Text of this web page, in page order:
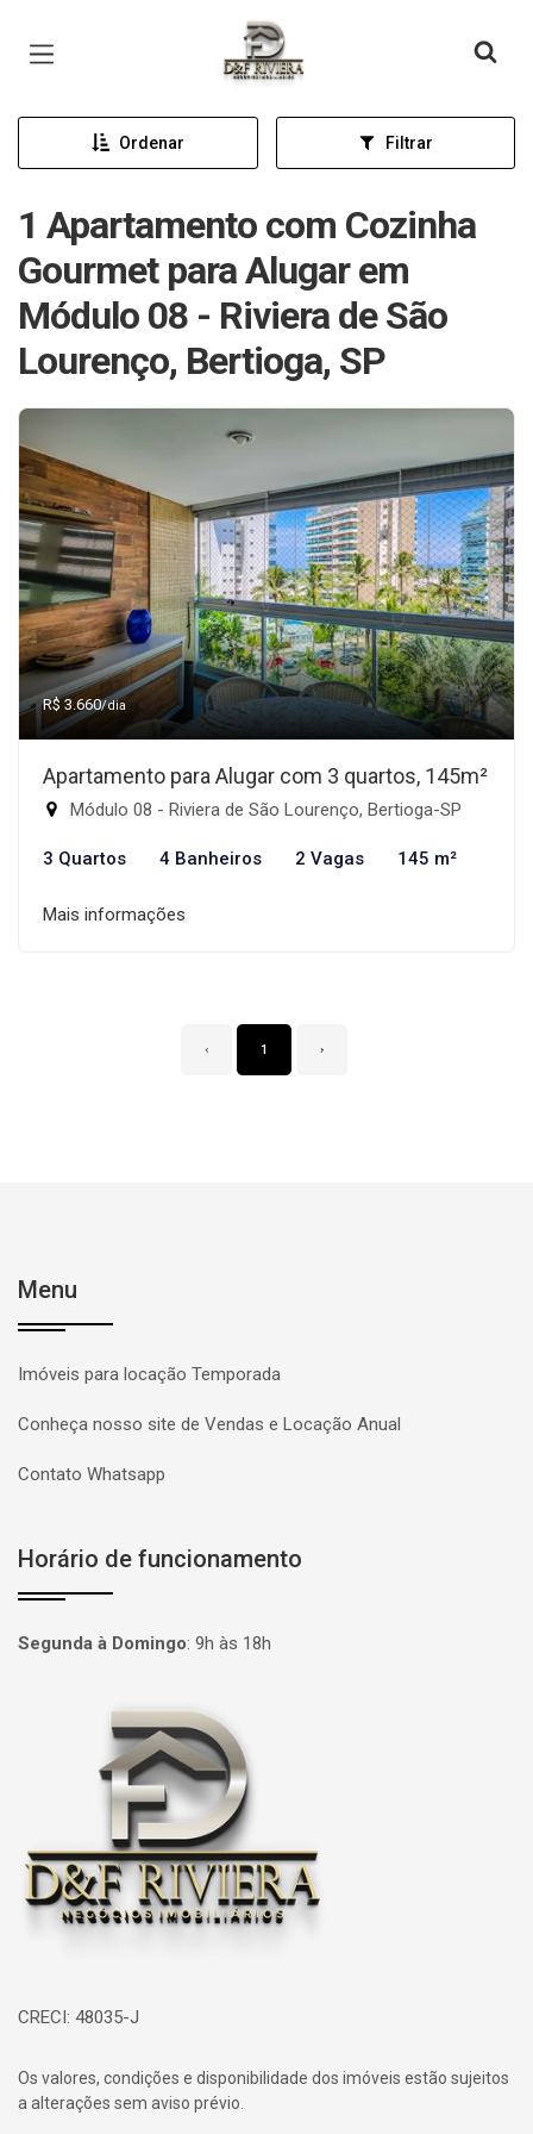
Página inicial
Ordenar Filtrar
1 Apartamento com Cozinha
Gourmet para Alugar em
Módulo 08 - Riviera de São
Lourenço, Bertioga, SP
R$ 3.660/dia
Apartamento para Alugar com 3 quartos, 145m²
Módulo 08 - Riviera de São Lourenço, Bertioga-SP
3 Quartos 4 Banheiros 2 Vagas 145 m²
Mais informações
‹ 1 ›
Menu
Imóveis para locação Temporada
Conheça nosso site de Vendas e Locação Anual
Contato Whatsapp
Horário de funcionamento
Segunda à Domingo: 9h às 18h
Página inicial
CRECI: 48035-J
Os valores, condições e disponibilidade dos imóveis estão sujeitos
a alterações sem aviso prévio.